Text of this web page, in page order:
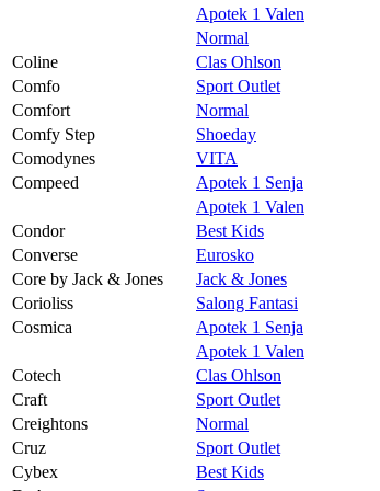
Apotek 1 Valen
Normal
Coline
Clas Ohlson
Comfo
Sport Outlet
Comfort
Normal
Comfy Step
Shoeday
Comodynes
VITA
Compeed
Apotek 1 Senja
Apotek 1 Valen
Condor
Best Kids
Converse
Eurosko
Core by Jack & Jones
Jack & Jones
Corioliss
Salong Fantasi
Cosmica
Apotek 1 Senja
Apotek 1 Valen
Cotech
Clas Ohlson
Craft
Sport Outlet
Creightons
Normal
Cruz
Sport Outlet
Cybex
Best Kids